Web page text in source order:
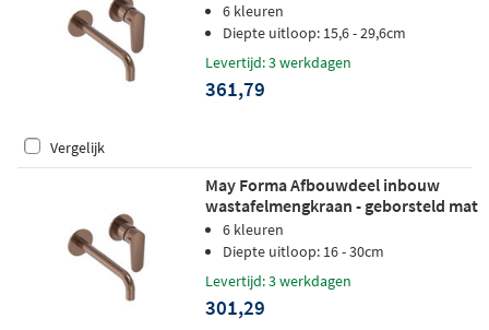
6 kleuren
Diepte uitloop: 15,6 - 29,6cm
Levertijd: 3 werkdagen
361,79
Vergelijk
May Forma Afbouwdeel inbouw
wastafelmengkraan - geborsteld mat
koper PVD
6 kleuren
Diepte uitloop: 16 - 30cm
Levertijd: 3 werkdagen
301,29